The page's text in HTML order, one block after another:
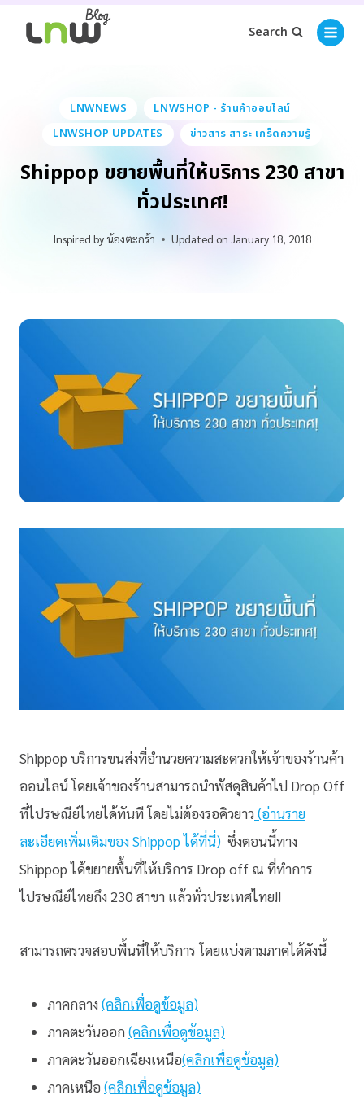
Search
LNWNEWS
LNWSHOP - ร้านค้าออนไลน์
LNWSHOP UPDATES
ข่าวสาร สาระ เกร็ดความรู้
Shippop ขยายพื้นที่ให้บริการ 230 สาขา
ทั่วประเทศ!
Inspired by น้องตะกร้า Updated on January 18, 2018
Shippop บริการขนส่งที่อำนวยความสะดวกให้เจ้าของร้านค้า
ออนไลน์ โดยเจ้าของร้านสามารถนำพัสดุสินค้าไป Drop Off
ที่ไปรษณีย์ไทยได้ทันที โดยไม่ต้องรอคิวยาว (อ่านราย
ละเอียดเพิ่มเติมของ Shippop ได้ที่นี่) ซึ่งตอนนี้ทาง
Shippop ได้ขยายพื้นที่ให้บริการ Drop off ณ ที่ทำการ
ไปรษณีย์ไทยถึง 230 สาขา แล้วทั่วประเทศไทย!!
สามารถตรวจสอบพื้นที่ให้บริการ โดยแบ่งตามภาคได้ดังนี้
ภาคกลาง (คลิกเพื่อดูข้อมูล)
ภาคตะวันออก (คลิกเพื่อดูข้อมูล)
ภาคตะวันออกเฉียงเหนือ(คลิกเพื่อดูข้อมูล)
ภาคเหนือ (คลิกเพื่อดูข้อมูล)